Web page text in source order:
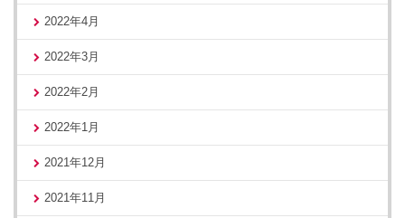
2022年4月
2022年3月
2022年2月
2022年1月
2021年12月
2021年11月